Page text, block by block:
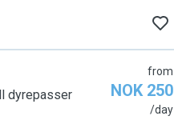
dyrepasser
from
NOK 250
/day